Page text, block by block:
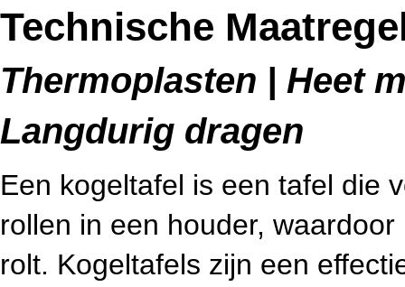
Technische
Thermoplasten | Heet
Langdurig dragen
Een kogeltafel is een tafel die
rollen in een houder,
rolt. Kogeltafels zijn een